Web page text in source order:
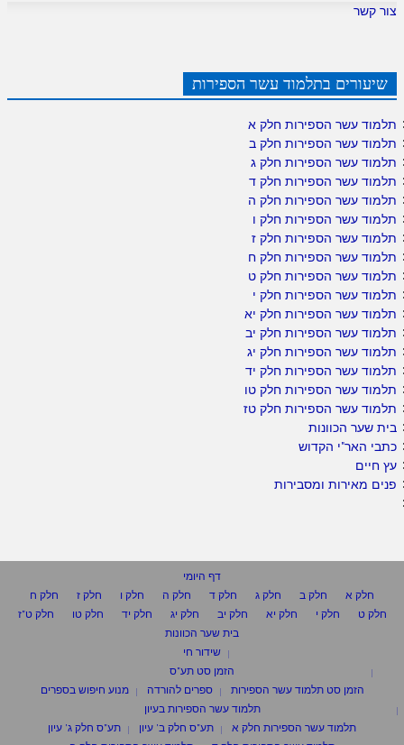
צור קשר
שיעורים בתלמוד עשר הספירות
תלמוד עשר הספירות חלק א
תלמוד עשר הספירות חלק ב
תלמוד עשר הספירות חלק ג
תלמוד עשר הספירות חלק ד
תלמוד עשר הספירות חלק ה
תלמוד עשר הספירות חלק ו
תלמוד עשר הספירות חלק ז
תלמוד עשר הספירות חלק ח
תלמוד עשר הספירות חלק ט
תלמוד עשר הספירות חלק י
תלמוד עשר הספירות חלק יא
תלמוד עשר הספירות חלק יב
תלמוד עשר הספירות חלק יג
תלמוד עשר הספירות חלק יד
תלמוד עשר הספירות חלק טו
תלמוד עשר הספירות חלק טז
בית שער הכוונות
כתבי האר"י הקדוש
עץ חיים
פנים מאירות ומסבירות
דף היומי
חלק א
חלק ב חלק ג חלק ד חלק ה חלק ו חלק ז
חלק ח
חלק ט
חלק י חלק יא חלק יב חלק יג חלק יד חלק טו
חלק ט"ז
בית שער הכוונות
שידור חי
הזמן סט תע"ס
הזמן סט תלמוד עשר הספירות
ספרים להורדה
מנוע חיפוש בספרים
תלמוד עשר הספירות בעיון
תלמוד עשר הספירות חלק א
תע"ס חלק ב' עיון
תע"ס חלק ג' עיון